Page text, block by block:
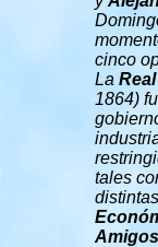
cinco
La
1864)
tales